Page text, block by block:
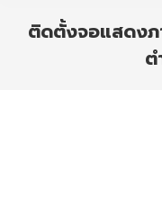
ติดตั้งจอแสดงภ
ต